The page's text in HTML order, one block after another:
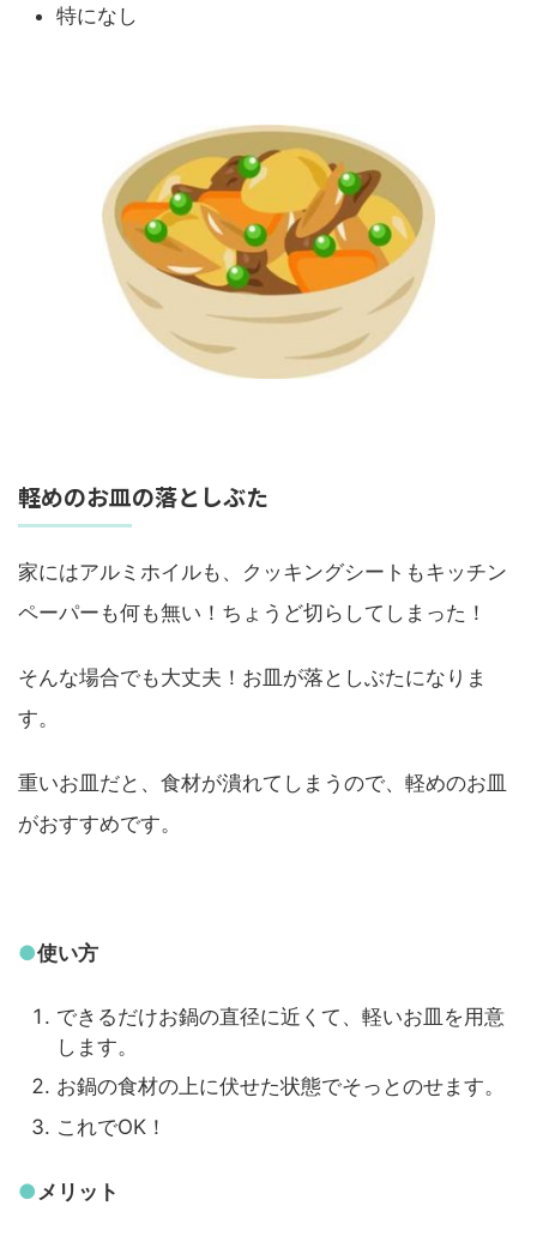
特になし
軽めのお皿の落としぶた
家にはアルミホイルも、クッキングシートもキッチン
ペーパーも何も無い！ちょうど切らしてしまった！
そんな場合でも大丈夫！お皿が落としぶたになりま
す。
重いお皿だと、食材が潰れてしまうので、軽めのお皿
がおすすめです。
●使い方
できるだけお鍋の直径に近くて、軽いお皿を用意
します。
お鍋の食材の上に伏せた状態でそっとのせます。
これでOK！
●メリット